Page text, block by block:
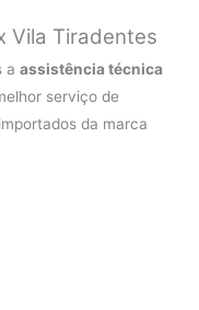
Vila Tiradentes
aassistência técnica
serviço de
da marca